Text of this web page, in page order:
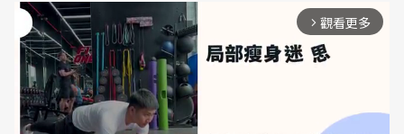
arrow_forward_ios 觀看更多